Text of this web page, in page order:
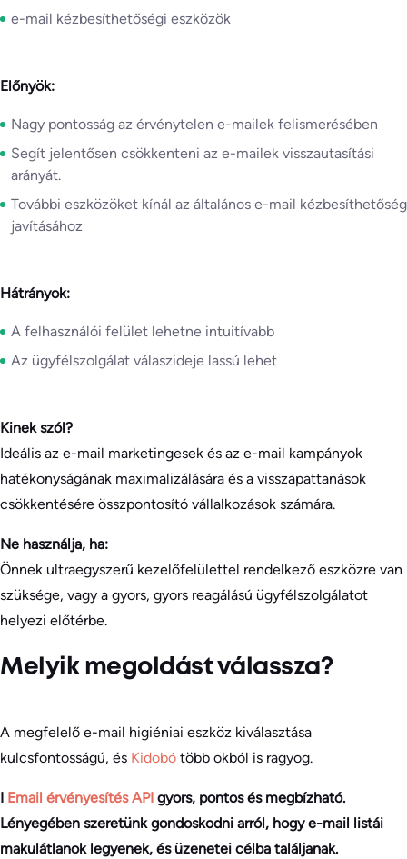
e-mail kézbesíthetőségi eszközök
Előnyök:
Nagy pontosság az érvénytelen e-mailek felismerésében
Segít jelentősen csökkenteni az e-mailek visszautasítási
arányát.
További eszközöket kínál az általános e-mail kézbesíthetőség
javításához
Hátrányok:
A felhasználói felület lehetne intuitívabb
Az ügyfélszolgálat válaszideje lassú lehet
Kinek szól?
Ideális az e-mail marketingesek és az e-mail kampányok
hatékonyságának maximalizálására és a visszapattanások
csökkentésére összpontosító vállalkozások számára.
Ne használja, ha:
Önnek ultraegyszerű kezelőfelülettel rendelkező eszközre van
szüksége, vagy a gyors, gyors reagálású ügyfélszolgálatot
helyezi előtérbe.
Melyik megoldást válassza?
A megfelelő e-mail higiéniai eszköz kiválasztása
kulcsfontosságú, és Kidobó több okból is ragyog.
I Email érvényesítés API gyors, pontos és megbízható.
Lényegében szeretünk gondoskodni arról, hogy e-mail listái
makulátlanok legyenek, és üzenetei célba találjanak.